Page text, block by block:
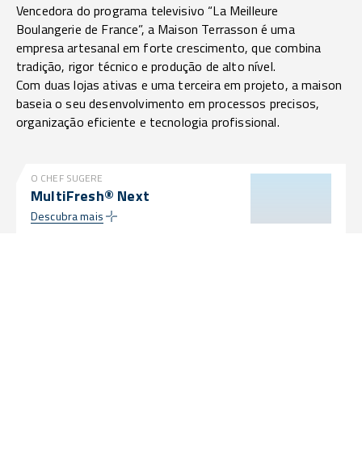
Vencedora do programa televisivo “La Meilleure
Boulangerie de France”, a Maison Terrasson é uma
empresa artesanal em forte crescimento, que combina
tradição, rigor técnico e produção de alto nível.
Com duas lojas ativas e uma terceira em projeto, a maison
baseia o seu desenvolvimento em processos precisos,
organização eficiente e tecnologia profissional.
O CHEF SUGERE
MultiFresh® Next
Descubra mais